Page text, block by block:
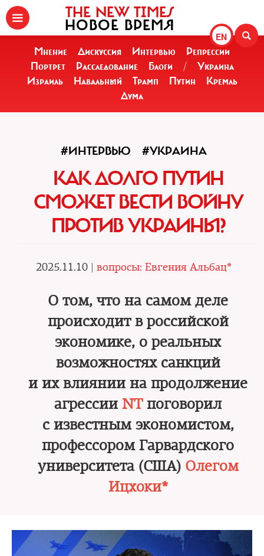
EN
THE NEW TIMES
НОВОЕ ВРЕМЯ
Мнение Дискуссия Интервью
Репрессии
Портрет
Расследование Блоги /
Украина
Израиль
Навальный Трамп Путин
Кремль
Дума
#ИНТЕРВЬЮ #УКРАИНА
КАК ДОЛГО ПУТИН
СМОЖЕТ ВЕСТИ ВОЙНУ
ПРОТИВ УКРАИНЫ?
2025.11.10 | вопросы: Евгения Альбац*
О том, что на самом деле
происходит в российской
экономике, о реальных
возможностях санкций
и их влиянии на продолжение
агрессии NTпоговорил
с известным экономистом,
профессором Гарвардского
университета (США) Олегом
Ицхоки*